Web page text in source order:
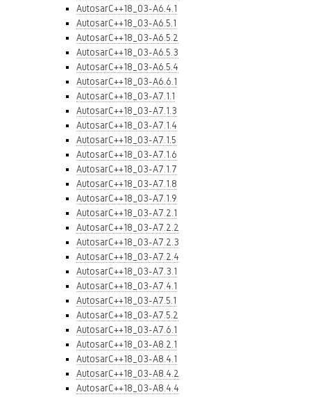
AutosarC++18_03-A6.4.1
AutosarC++18_03-A6.5.1
AutosarC++18_03-A6.5.2
AutosarC++18_03-A6.5.3
AutosarC++18_03-A6.5.4
AutosarC++18_03-A6.6.1
AutosarC++18_03-A7.1.1
AutosarC++18_03-A7.1.3
AutosarC++18_03-A7.1.4
AutosarC++18_03-A7.1.5
AutosarC++18_03-A7.1.6
AutosarC++18_03-A7.1.7
AutosarC++18_03-A7.1.8
AutosarC++18_03-A7.1.9
AutosarC++18_03-A7.2.1
AutosarC++18_03-A7.2.2
AutosarC++18_03-A7.2.3
AutosarC++18_03-A7.2.4
AutosarC++18_03-A7.3.1
AutosarC++18_03-A7.4.1
AutosarC++18_03-A7.5.1
AutosarC++18_03-A7.5.2
AutosarC++18_03-A7.6.1
AutosarC++18_03-A8.2.1
AutosarC++18_03-A8.4.1
AutosarC++18_03-A8.4.2
AutosarC++18_03-A8.4.4